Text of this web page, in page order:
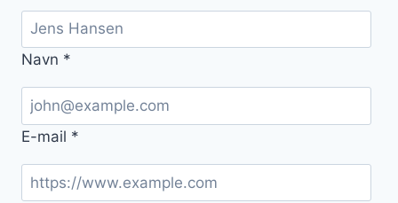
Navn *
E-mail *